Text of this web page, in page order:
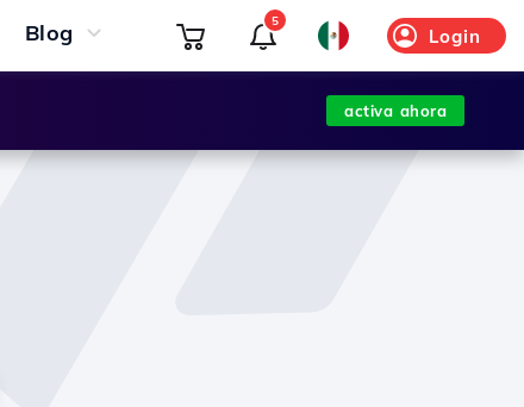
Blog Login
5
activa ahora